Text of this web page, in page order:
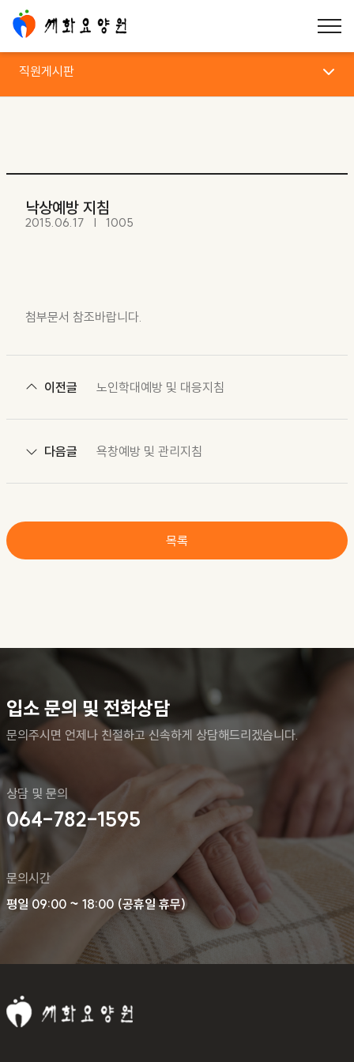
직원게시판
직원게시판
낙상예방 지침
2015.06.17 1005
첨부문서 참조바랍니다.
이전글 노인학대예방 및 대응지침
다음글 욕창예방 및 관리지침
목록
입소 문의 및 전화상담
문의주시면 언제나 친절하고 신속하게 상담해드리겠습니다.
상담 및 문의
064-782-1595
문의시간
평일 09:00 ~ 18:00 (공휴일 휴무)